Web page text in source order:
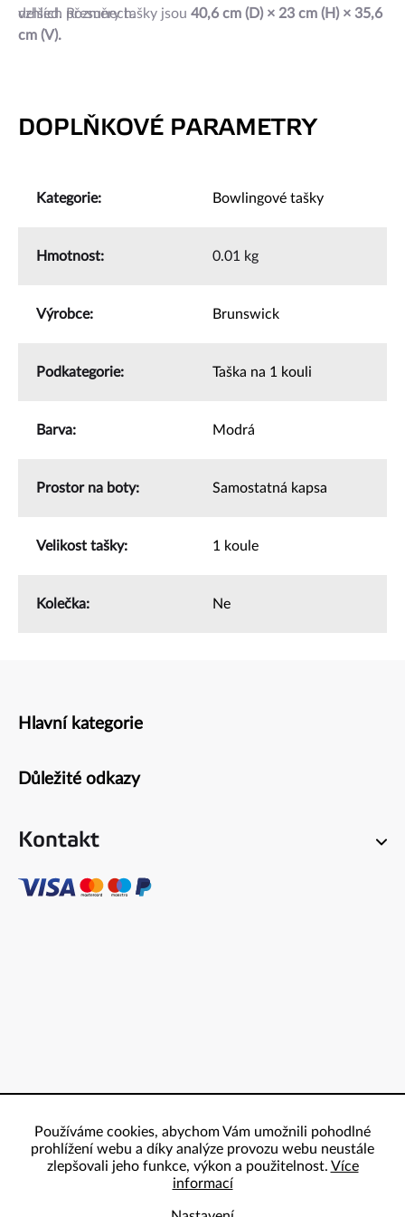
Používáme cookies, abychom Vám umožnili pohodlné
prohlížení webu a díky analýze provozu webu neustále
zlepšovali jeho funkce, výkon a použitelnost. Více
informací
delších přesunech.
vzhled. Rozměry tašky jsou 40,6 cm (D) × 23 cm (H) × 35,6
cm (V).
DOPLŇKOVÉ PARAMETRY
Kategorie: Bowlingové tašky
Hmotnost: 0.01 kg
Výrobce: Brunswick
Podkategorie: Taška na 1 kouli
Barva: Modrá
Prostor na boty: Samostatná kapsa
Velikost tašky: 1 koule
Kolečka: Ne
Zápatí
Hlavní kategorie
Důležité odkazy
Kontakt